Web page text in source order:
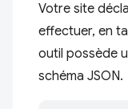
Votre site
effectuer, en
outil possède
schéma JSON.